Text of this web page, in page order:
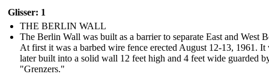
Glisser: 1
THE BERLIN WALL
The Berlin Wall was built as a barrier to separate East and West
At first it was a barbed wire fence erected August 12-13, 1961. It
later built into a solid wall 12 feet high and 4 feet wide guarded
"Grenzers."